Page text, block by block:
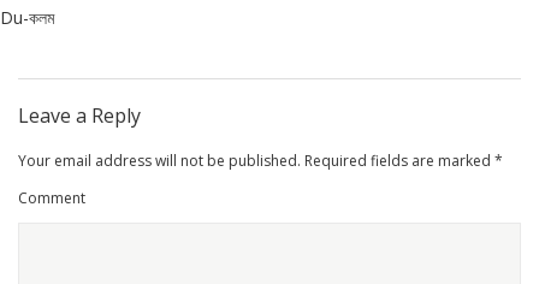
Du-কলম
Leave a Reply
Your email address will not be published. Required fields are marked *
Comment